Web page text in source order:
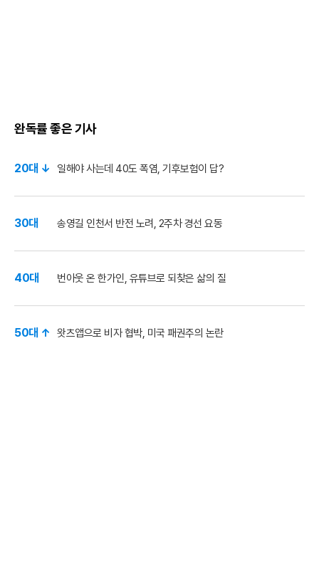
완독률 좋은 기사
20대 ↓ 일해야 사는데 40도 폭염, 기후보험이 답?
30대 송영길 인천서 반전 노려, 2주차 경선 요동
40대 번아웃 온 한가인, 유튜브로 되찾은 삶의 질
50대 ↑ 왓츠앱으로 비자 협박, 미국 패권주의 논란